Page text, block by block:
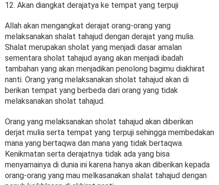
12. Akan diangkat derajatya ke tempat yang terpuji
Allah akan mengangkat derajat orang-orang yang
melaksanakan shalat tahajud dengan derajat yang mulia.
Shalat merupakan sholat yang menjadi dasar amalan
sementara sholat tahajud ayang akan menjadi ibadah
tambahan yang akan menjadikan penolong bagimu diakhirat
nanti. Orang yang melaksanakan sholat tahajud akan di
berikan tempat yang berbeda dari orang yang tidak
melaksanakan sholat tahajud.
Orang yang melaksanakan sholat tahajud akan diberikan
derjat mulia serta tempat yang terpuji sehingga membedakan
mana yang bertaqwa dan mana yang tidak bertaqwa.
Kenikmatan serta derajatnya tidak ada yang bisa
menyamainya di dunia ini karena hanya akan diberikan kepada
orang-orang yang mau melkasanakan shalat tahajud dengan